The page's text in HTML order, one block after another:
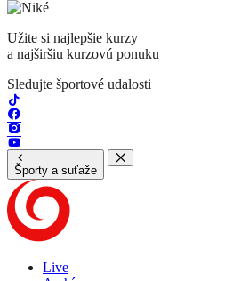
Užite si najlepšie kurzy
a najširšiu kurzovú ponuku
Sledujte športové udalosti
Športy a suťaže
Live